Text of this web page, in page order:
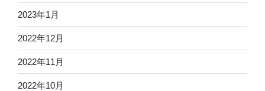
2023年1月
2022年12月
2022年11月
2022年10月